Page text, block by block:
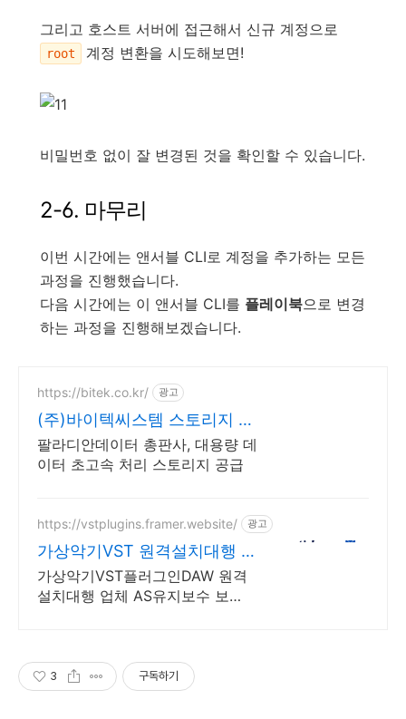
그리고 호스트 서버에 접근해서 신규 계정으로
root 계정 변환을 시도해보면!
비밀번호 없이 잘 변경된 것을 확인할 수 있습니다.
2-6. 마무리
이번 시간에는 앤서블 CLI로 계정을 추가하는 모든
과정을 진행했습니다.
다음 시간에는 이 앤서블 CLI를 플레이북으로 변경
하는 과정을 진행해보겠습니다.
https://bitek.co.kr/ 광고
(주)바이텍씨스템 스토리지 전
문
팔라디안데이터 총판사, 대용량 데
이터 초고속 처리 스토리지 공급
https://vstplugins.framer.website/ 광고
가상악기VST 원격설치대행 가
상악기플러그인 원격설치대행
가상악기VST플러그인DAW 원격
설치대행 업체 AS유지보수 보
3 구독하기